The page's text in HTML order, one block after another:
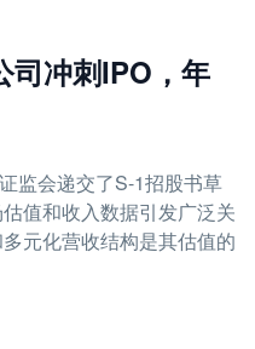
司冲刺IPO，年
监会递交了S-1招股书草
值和收入数据引发广泛关
元化营收结构是其估值的